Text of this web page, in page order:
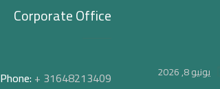
يونيو 8, 2026
Corporate Office
Phone: + 31648213409